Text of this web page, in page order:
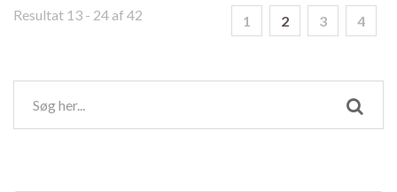
Resultat 13 - 24 af 42 1 2 3 4